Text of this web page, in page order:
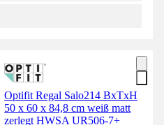
Optifit Regal Salo214 BxTxH
50 x 60 x 84,8 cm weiß matt
zerlegt HWSA UR506-7+